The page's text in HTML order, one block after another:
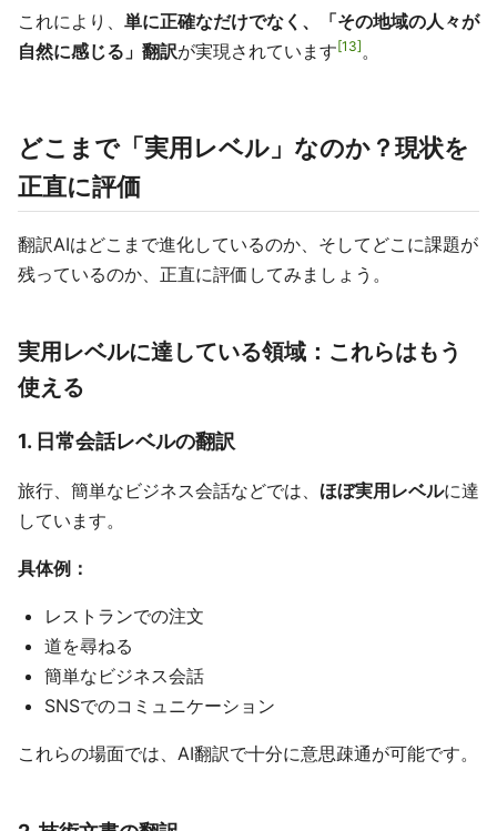
これにより、 単に正確なだけでなく、「その地域の人々が
自然に感じる」翻訳が実現されています 13 。
どこまで「実用レベル」なのか？現状を
正直に評価
翻訳AIはどこまで進化しているのか、そしてどこに課題が
残っているのか、正直に評価してみましょう。
実用レベルに達している領域：これらはもう
使える
1. 日常会話レベルの翻訳
旅行、簡単なビジネス会話などでは、 ほぼ実用レベルに達
しています。
具体例：
レストランでの注文
道を尋ねる
簡単なビジネス会話
SNSでのコミュニケーション
これらの場面では、AI翻訳で十分に意思疎通が可能です。